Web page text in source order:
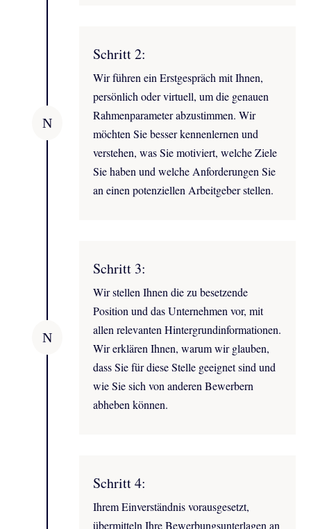
N
Schritt 2:
Wir führen ein Erstgespräch mit Ihnen,
persönlich oder virtuell, um die genauen
Rahmenparameter abzustimmen. Wir
möchten Sie besser kennenlernen und
verstehen, was Sie motiviert, welche Ziele
Sie haben und welche Anforderungen Sie
an einen potenziellen Arbeitgeber stellen.
N
Schritt 3:
Wir stellen Ihnen die zu besetzende
Position und das Unternehmen vor, mit
allen relevanten Hintergrundinformationen.
Wir erklären Ihnen, warum wir glauben,
dass Sie für diese Stelle geeignet sind und
wie Sie sich von anderen Bewerbern
abheben können.
Schritt 4:
Ihrem Einverständnis vorausgesetzt,
übermitteln Ihre Bewerbungsunterlagen an